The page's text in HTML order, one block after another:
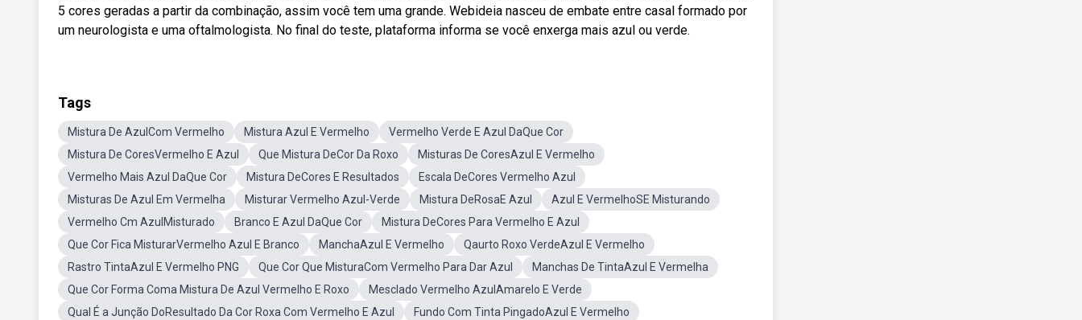
5 cores geradas a partir da combinação, assim você tem uma grande. Webideia nasceu de embate entre casal formado por
um neurologista e uma oftalmologista. No final do teste, plataforma informa se você enxerga mais azul ou verde.
Tags
Mistura De AzulCom Vermelho Mistura Azul E Vermelho
Vermelho Verde E Azul DaQue Cor
Mistura De CoresVermelho E Azul
Que Mistura DeCor Da Roxo
Misturas De CoresAzul E Vermelho
Vermelho Mais Azul DaQue Cor
Mistura DeCores E Resultados
Escala DeCores Vermelho Azul
Misturas De Azul Em Vermelha
Misturar Vermelho Azul-Verde Mistura DeRosaE Azul
Azul E VermelhoSE Misturando
Vermelho Cm AzulMisturado
Branco E Azul DaQue Cor
Mistura DeCores Para Vermelho E Azul
Que Cor Fica MisturarVermelho Azul E Branco
ManchaAzul E Vermelho
Qaurto Roxo VerdeAzul E Vermelho
Rastro TintaAzul E Vermelho PNG
Que Cor Que MisturaCom Vermelho Para Dar Azul
Manchas De TintaAzul E Vermelha
Que Cor Forma Coma Mistura De Azul Vermelho E Roxo
Mesclado Vermelho AzulAmarelo E Verde
Qual É a Junção DoResultado Da Cor Roxa Com Vermelho E Azul
Fundo Com Tinta PingadoAzul E Vermelho